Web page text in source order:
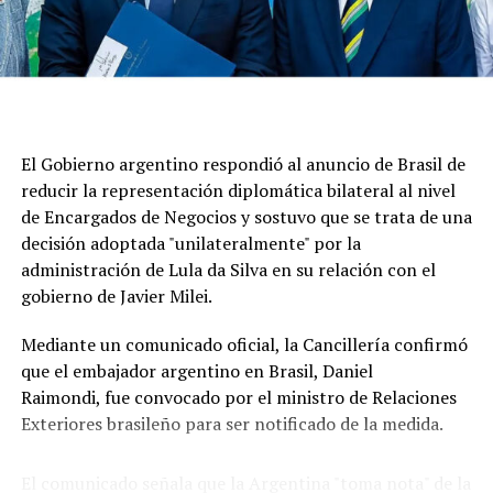
cuando la Argentina tenía ciudadanos presos políticos
en riesgo de vida", sostuvo Quirno.
Eso es mucho más grave que cualquier cosa que haya
ocurrido hasta ese momento y marca el modo en que la
Argentina viene manejando este tema".
Para el canciller, "Brasil viene teniendo conflicto con
varios países como Paraguay", lo que, a su criterio, indica
una decisión de esa nación de “escalar temas" que, para
el gobierno de Milei, "tienen que permanecer en el
ámbito ideológico y político de una contienda electoral
en la que estamos claramente enfrentados en el deseo
El Gobierno argentino respondió al anuncio de Brasil de
reducir la representación diplomática bilateral al nivel
de Encargados de Negocios y sostuvo que se trata de una
decisión adoptada "unilateralmente" por la
administración de Lula da Silva en su relación con el
gobierno de Javier Milei.
Mediante un comunicado oficial, la Cancillería confirmó
que el embajador argentino en Brasil, Daniel
Raimondi, fue convocado por el ministro de Relaciones
Exteriores brasileño para ser notificado de la medida.